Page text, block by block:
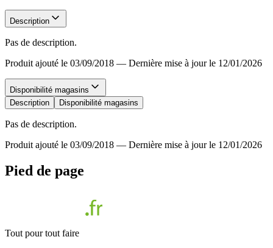
Description
Pas de description.
Produit ajouté le 03/09/2018 — Dernière mise à jour le 12/01/2026
Disponibilité magasins
Description
Disponibilité magasins
Pas de description.
Produit ajouté le 03/09/2018 — Dernière mise à jour le 12/01/2026
Pied de page
Tout pour tout faire